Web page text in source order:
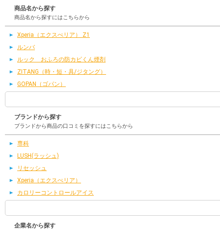
商品名から探す
商品名から探すにはこちらから
Xperia（エクスぺリア） Z1
ルンバ
ルック おふろの防カビくん煙剤
ZITANG（時・短・具/ジタング）
GOPAN（ゴパン）
ブランドから探す
ブランドから商品の口コミを探すにはこちらから
専科
LUSH(ラッシュ)
リセッシュ
Xperia（エクスぺリア）
カロリーコントロールアイス
企業名から探す